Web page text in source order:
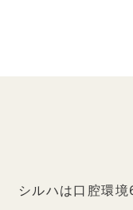
シルハは口腔環